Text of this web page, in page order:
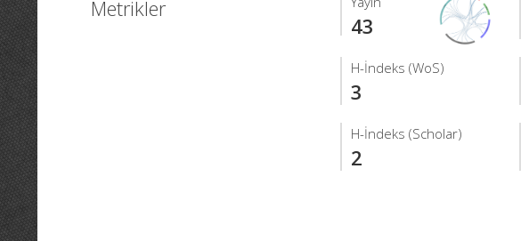
Metrikler
43
H-İndeks (WoS)
3
H-İndeks (Scholar)
2